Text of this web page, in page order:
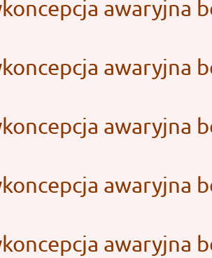
awaryjna
awaryjna
awaryjna
awaryjna
awaryjna